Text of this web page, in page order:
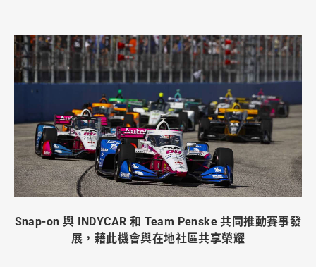
Snap-on 與 INDYCAR 和 Team Penske 共同推動賽事發
展，藉此機會與在地社區共享榮耀